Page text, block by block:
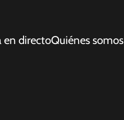
en directoQuiénes somos